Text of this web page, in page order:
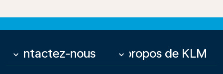
Contactez-nous
keyboard_arrow_down À propos de KLM
keyboard_arrow_down